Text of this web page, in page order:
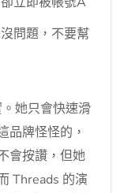
問題，不要幫
她只會快速滑
品牌怪怪的，
會按讚，但她
Threads 的演